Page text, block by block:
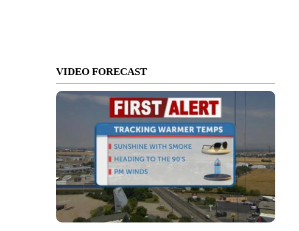
VIDEO FORECAST